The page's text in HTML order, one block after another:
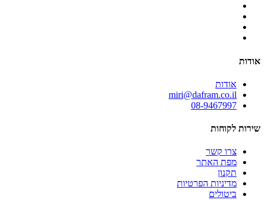
אודות
אודות
miri@dafram.co.il
08-9467997
שירות לקוחות
צרו קשר
מפת האתר
תקנון
מדיניות הפרטיות
ביטולים